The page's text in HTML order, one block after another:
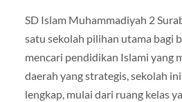
SD Islam Muhammadiyah 2
satu sekolah pilihan utama bagi
mencari pendidikan Islami yang
daerah yang strategis, sekolah
lengkap, mulai dari ruang kelas